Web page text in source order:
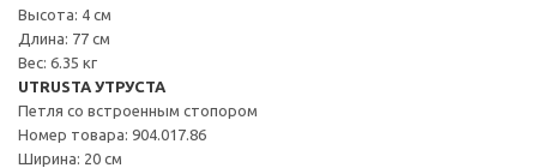
Высота: 4 см
Длина: 77 см
Вес: 6.35 кг
UTRUSTA УТРУСТА
Петля со встроенным стопором
Номер товара: 904.017.86
Ширина: 20 см